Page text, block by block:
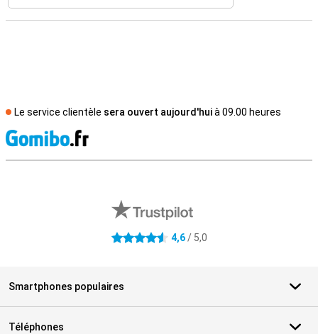
Le service clientèle sera ouvert aujourd'huià 09.00 heures
4.6 étoiles 4,6/ 5,0
Smartphones populaires
Téléphones